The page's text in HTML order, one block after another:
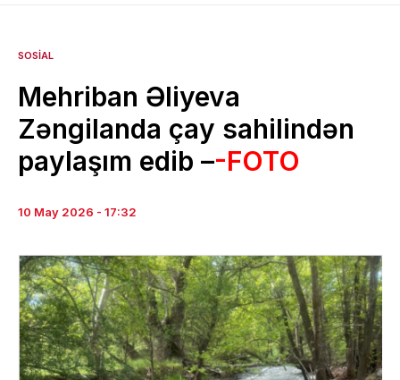
SOSIAL
Mehriban Əliyeva
Zəngilanda çay sahilindən
paylaşım edib –-FOTO
10 May 2026 - 17:32